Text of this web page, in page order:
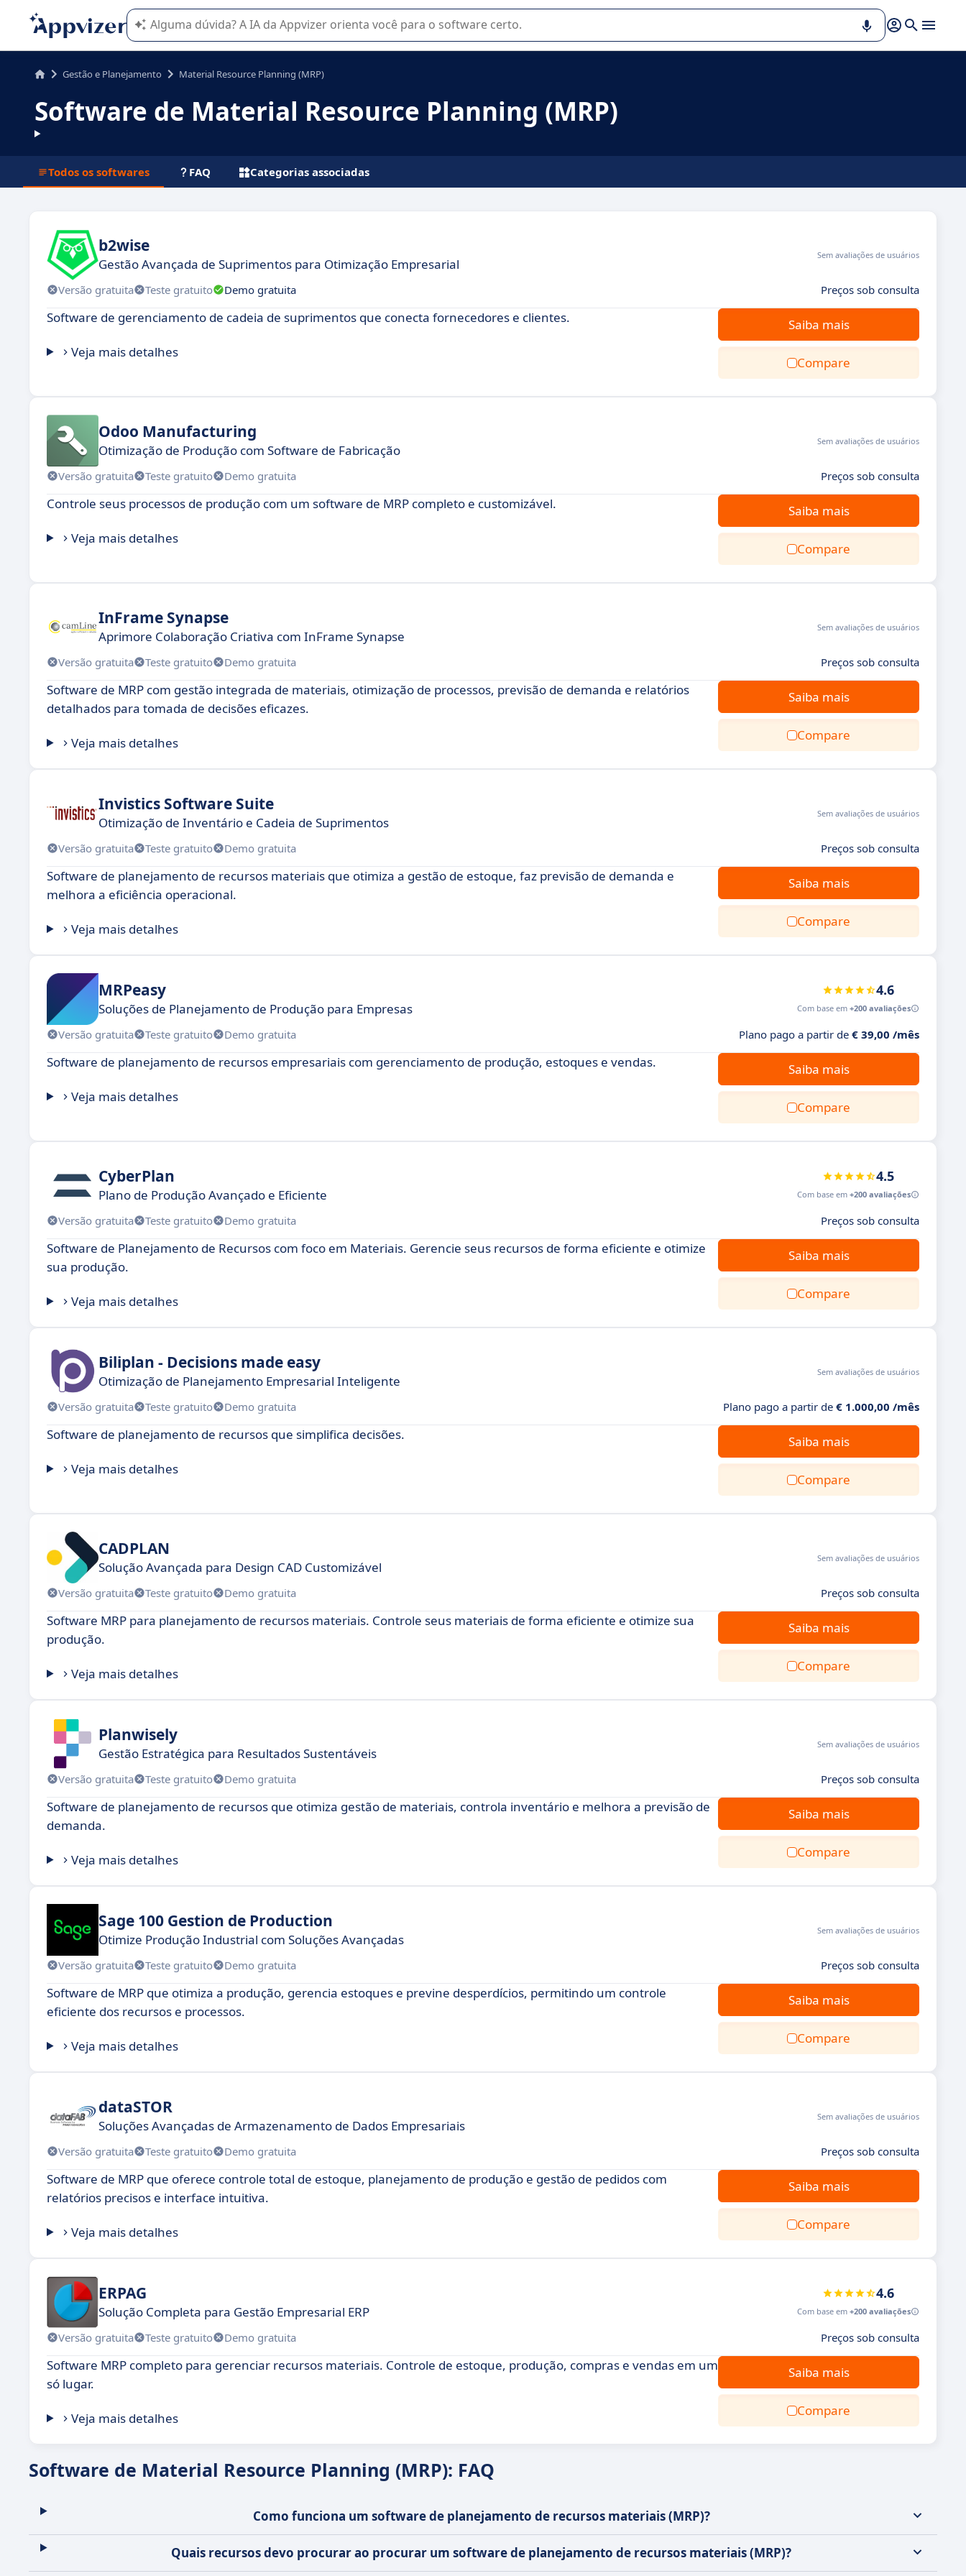
A IA do Appvizer o orienta no uso ou na seleção de software SaaS para sua empresa.
Gestão e Planejamento Material Resource Planning (MRP)
Software de Material Resource Planning (MRP)
Todos os softwares FAQ Categorias associadas
b2wise
Gestão Avançada de Suprimentos para Otimização Empresarial
Sem avaliações de usuários
Versão gratuita Teste gratuito Demo gratuita Preços sob consulta
Software de gerenciamento de cadeia de suprimentos que conecta fornecedores e clientes.
Veja mais detalhes
Saiba mais
Compare
Odoo Manufacturing
Otimização de Produção com Software de Fabricação
Sem avaliações de usuários
Versão gratuita Teste gratuito Demo gratuita Preços sob consulta
Controle seus processos de produção com um software de MRP completo e customizável.
Veja mais detalhes
Saiba mais
Compare
InFrame Synapse
Aprimore Colaboração Criativa com InFrame Synapse
Sem avaliações de usuários
Versão gratuita Teste gratuito Demo gratuita Preços sob consulta
Software de MRP com gestão integrada de materiais, otimização de processos, previsão de demanda e relatórios
detalhados para tomada de decisões eficazes.
Veja mais detalhes
Saiba mais
Compare
Invistics Software Suite
Otimização de Inventário e Cadeia de Suprimentos
Sem avaliações de usuários
Versão gratuita Teste gratuito Demo gratuita Preços sob consulta
Software de planejamento de recursos materiais que otimiza a gestão de estoque, faz previsão de demanda e
melhora a eficiência operacional.
Veja mais detalhes
Saiba mais
Compare
MRPeasy
Soluções de Planejamento de Produção para Empresas
4.6
Com base em +200 avaliações
Versão gratuita Teste gratuito Demo gratuita Plano pago a partir de € 39,00 /mês
Software de planejamento de recursos empresariais com gerenciamento de produção, estoques e vendas.
Veja mais detalhes
Saiba mais
Compare
CyberPlan
Plano de Produção Avançado e Eficiente
4.5
Com base em +200 avaliações
Versão gratuita Teste gratuito Demo gratuita Preços sob consulta
Software de Planejamento de Recursos com foco em Materiais. Gerencie seus recursos de forma eficiente e otimize
sua produção.
Veja mais detalhes
Saiba mais
Compare
Biliplan - Decisions made easy
Otimização de Planejamento Empresarial Inteligente
Sem avaliações de usuários
Versão gratuita Teste gratuito Demo gratuita Plano pago a partir de € 1.000,00 /mês
Software de planejamento de recursos que simplifica decisões.
Veja mais detalhes
Saiba mais
Compare
CADPLAN
Solução Avançada para Design CAD Customizável
Sem avaliações de usuários
Versão gratuita Teste gratuito Demo gratuita Preços sob consulta
Software MRP para planejamento de recursos materiais. Controle seus materiais de forma eficiente e otimize sua
produção.
Veja mais detalhes
Saiba mais
Compare
Planwisely
Gestão Estratégica para Resultados Sustentáveis
Sem avaliações de usuários
Versão gratuita Teste gratuito Demo gratuita Preços sob consulta
Software de planejamento de recursos que otimiza gestão de materiais, controla inventário e melhora a previsão de
demanda.
Veja mais detalhes
Saiba mais
Compare
Sage 100 Gestion de Production
Otimize Produção Industrial com Soluções Avançadas
Sem avaliações de usuários
Versão gratuita Teste gratuito Demo gratuita Preços sob consulta
Software de MRP que otimiza a produção, gerencia estoques e previne desperdícios, permitindo um controle
eficiente dos recursos e processos.
Veja mais detalhes
Saiba mais
Compare
dataSTOR
Soluções Avançadas de Armazenamento de Dados Empresariais
Sem avaliações de usuários
Versão gratuita Teste gratuito Demo gratuita Preços sob consulta
Software de MRP que oferece controle total de estoque, planejamento de produção e gestão de pedidos com
relatórios precisos e interface intuitiva.
Veja mais detalhes
Saiba mais
Compare
ERPAG
Solução Completa para Gestão Empresarial ERP
4.6
Com base em +200 avaliações
Versão gratuita Teste gratuito Demo gratuita Preços sob consulta
Software MRP completo para gerenciar recursos materiais. Controle de estoque, produção, compras e vendas em um
só lugar.
Veja mais detalhes
Saiba mais
Compare
Software de Material Resource Planning (MRP): FAQ
Como funciona um software de planejamento de recursos materiais (MRP)?
Quais recursos devo procurar ao procurar um software de planejamento de recursos materiais (MRP)?